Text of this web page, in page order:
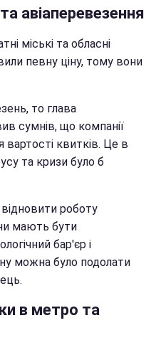
авіаперевезення
міські та обласні
певну ціну, тому вони
то глава
сумнів, що компанії
квитків. Це в
та кризи було б
роботу
мають бути
бар'єр і
можна було подолати
в метро та